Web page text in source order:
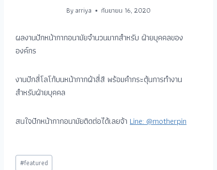
Byarriya กันยายน 16, 2020
ผลงานปักหน้ากากอนามัยจำนวนมากสำหรับ ฝ่ายบุคคลของ
องค์กร
งานปักสี่โลโก้บนหน้ากากผ้าสี่สี พร้อมคำกระตุ้นการทำงาน
สำหรับฝ่ายบุคคล
สนใจปักหน้ากากอนามัยติดต่อได้เลยจ้า Line: @motherpin
#featured